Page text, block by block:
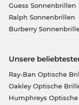
Guess Sonnenbrillen
Ralph Sonnenbrillen
Burberry
Unsere
Ray-Ban Optische
Oakley Optische
Humphreys